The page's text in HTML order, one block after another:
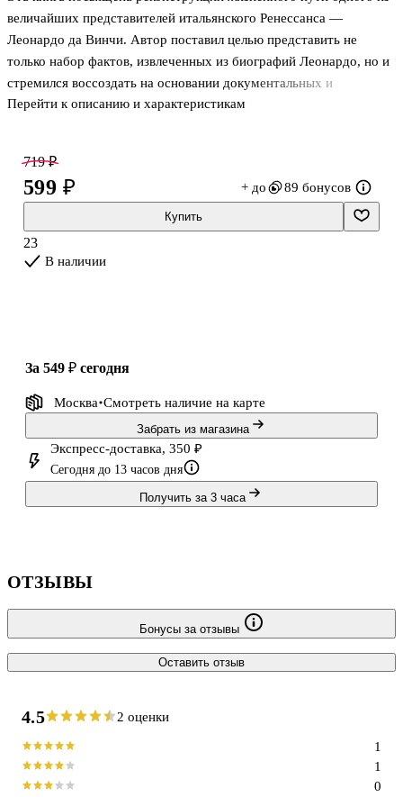
величайших представителей итальянского Ренессанса —
Леонардо да Винчи. Автор поставил целью представить не
только набор фактов, извлеченных из биографий Леонардо, но и
стремился воссоздать на основании документальных и
литературных свидетельств психологический тип его личности.
Перейти к описанию и характеристикам
719 ₽
599 ₽ + до 89 бонусов
Купить
23
В наличии
за 549 ₽ сегодня
Москва Смотреть наличие на карте
Забрать из магазина
Экспресс-доставка, 350 ₽
Сегодня до 13 часов дня
Получить за 3 часа
ОТЗЫВЫ
Бонусы за отзывы
Оставить отзыв
4.5 2 оценки
0
1
1